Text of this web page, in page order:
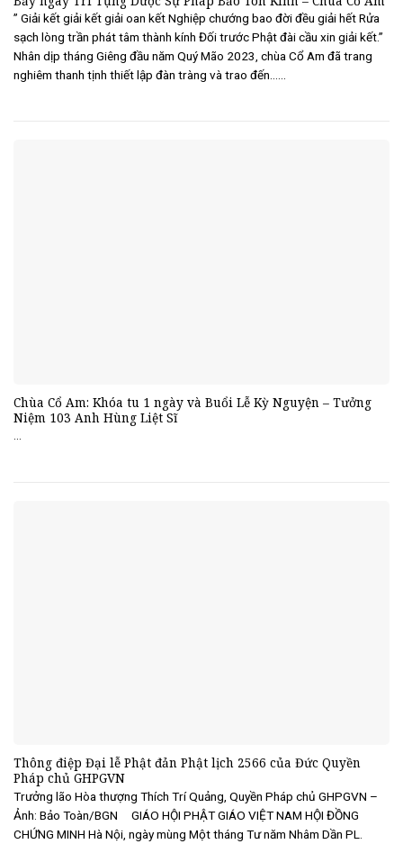
” Giải kết giải kết giải oan kết Nghiệp chướng bao đời đều giải hết Rửa
sạch lòng trần phát tâm thành kính Đối trước Phật đài cầu xin giải kết.”
Nhân dịp tháng Giêng đầu năm Quý Mão 2023, chùa Cổ Am đã trang
nghiêm thanh tịnh thiết lập đàn tràng và trao đến......
Chùa Cổ Am: Khóa tu 1 ngày và Buổi Lễ Kỳ Nguyện – Tưởng
Niệm 103 Anh Hùng Liệt Sĩ
...
Thông điệp Đại lễ Phật đản Phật lịch 2566 của Đức Quyền
Pháp chủ GHPGVN
Trưởng lão Hòa thượng Thích Trí Quảng, Quyền Pháp chủ GHPGVN –
Ảnh: Bảo Toàn/BGN GIÁO HỘI PHẬT GIÁO VIỆT NAM HỘI ĐỒNG
CHỨNG MINH Hà Nội, ngày mùng Một tháng Tư năm Nhâm Dần PL.